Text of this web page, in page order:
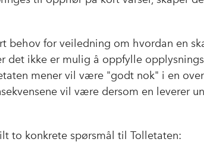
behov for veiledning om hvordan en
det ikke er mulig å oppfylle
mener vil være "godt nok" i en
vil være dersom en leverer
to konkrete spørsmål til Tolletaten: